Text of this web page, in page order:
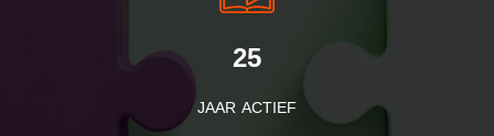
25
JAAR ACTIEF